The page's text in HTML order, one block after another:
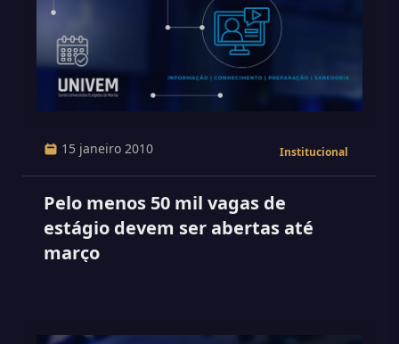
15 janeiro 2010 Institucional
Pelo menos 50 mil vagas de
estágio devem ser abertas até
março